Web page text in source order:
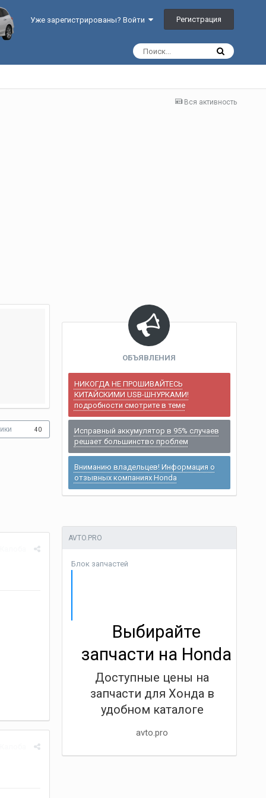
Уже зарегистрированы? Войти Регистрация
Вся активность
40
ОБЪЯВЛЕНИЯ
НИКОГДА НЕ ПРОШИВАЙТЕСЬ
КИТАЙСКИМИ USB-ШНУРКАМИ!
подробности смотрите в теме
Исправный аккумулятор в 95% случаев
решает большинство проблем
Вниманию владельцев! Информация о
отзывных компаниях Honda
AVTO.PRO
Блок запчастей
Выбирайте
запчасти на Honda
Доступные цены на
запчасти для Хонда в
удобном каталоге
avto.pro